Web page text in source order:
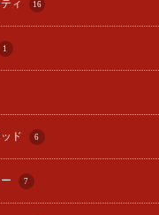
ィ 16
1
ド 6
7